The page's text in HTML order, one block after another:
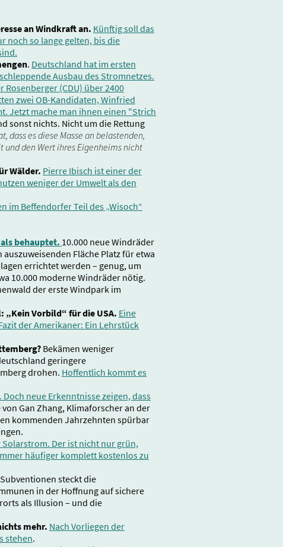
an Windkraft an. Künftig soll das
noch so lange gelten, bis die
. Deutschland hat im ersten
Ausbau des Stromnetzes.
(CDU) über 2400
zwei OB-Kandidaten, Winfried
Jetzt mache man ihnen einen "Strich
sonst nichts. Nicht um die Rettung
dass es diese Masse an belastenden,
und den Wert ihres Eigenheims nicht
Wälder. Pierre Ibisch ist einer der
weniger der Umwelt als den
im Beffendorfer Teil des „Wisoch“
behauptet. 10.000 neue Windräder
Fläche Platz für etwa
errichtet werden – genug, um
10.000 moderne Windräder nötig.
der erste Windpark im
Vorbild“ für die USA. Eine
der Amerikaner: Ein Lehrstück
Bekämen weniger
geringere
drohen. Hoffentlich kommt es
neue Erkenntnisse zeigen, dass
Gan Zhang, Klimaforscher an der
kommenden Jahrzehnten spürbar
Der ist nicht nur grün,
häufiger komplett kostenlos zu
steckt die
in der Hoffnung auf sichere
als Illusion – und die
mehr. Nach Vorliegen der
stehen.